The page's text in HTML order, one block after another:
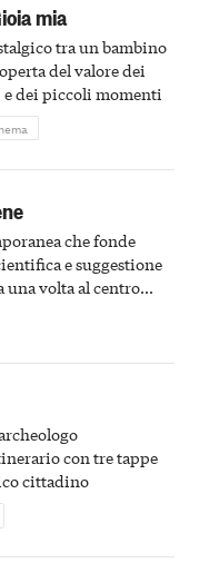
mia
tra un bambino
del valore dei
dei piccoli momenti
che fonde
e suggestione
volta al centro
passato astigiano
con tre tappe
cittadino